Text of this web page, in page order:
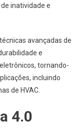
inatividade e
avançadas de
e
tornando-
incluindo
de HVAC.
4.0